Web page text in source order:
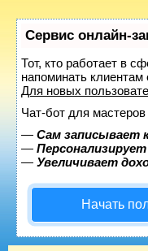
Сервис онлайн-
Тот, кто работает в
напоминать
Для новых
Чат-бот для
— Сам записывает
—
— Увеличивает
Начать